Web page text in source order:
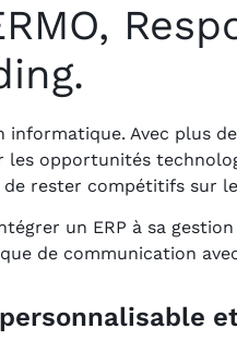
informatique. Avec plus
les opportunités
rester compétitifs sur
un ERP à sa
de communication